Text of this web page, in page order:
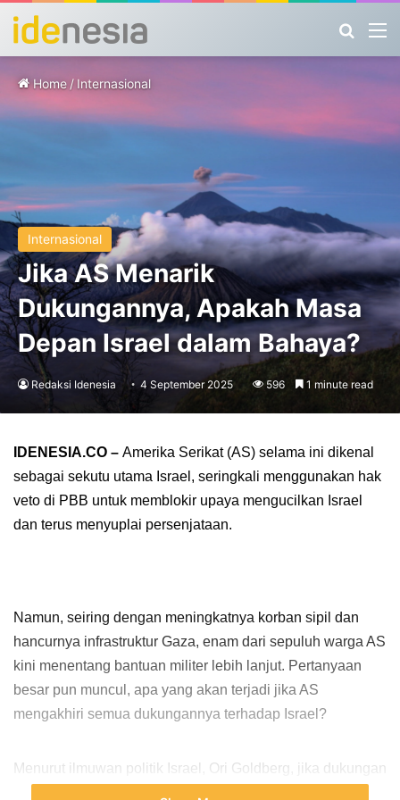
Home / Internasional
Internasional
Jika AS Menarik
Dukungannya, Apakah Masa
Depan Israel dalam Bahaya?
Redaksi Idenesia 4 September 2025 596 1 minute read
IDENESIA.CO – Amerika Serikat (AS) selama ini dikenal
sebagai sekutu utama Israel, seringkali menggunakan hak
veto di PBB untuk memblokir upaya mengucilkan Israel
dan terus menyuplai persenjataan.
Namun, seiring dengan meningkatnya korban sipil dan
hancurnya infrastruktur Gaza, enam dari sepuluh warga AS
kini menentang bantuan militer lebih lanjut. Pertanyaan
besar pun muncul, apa yang akan terjadi jika AS
mengakhiri semua dukungannya terhadap Israel?
Menurut ilmuwan politik Israel, Ori Goldberg, jika dukungan